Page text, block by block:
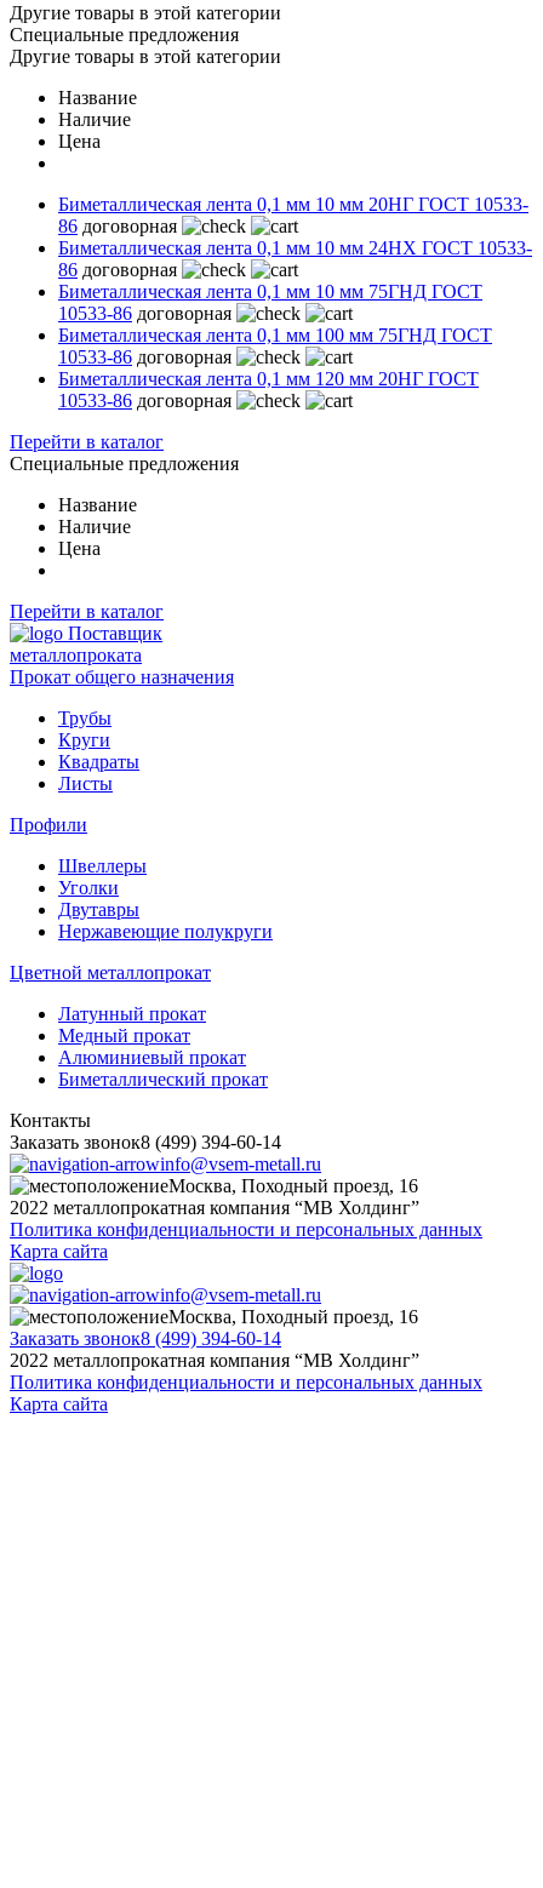
Другие товары в этой категории
Специальные предложения
Другие товары в этой категории
Название
Наличие
Цена
Биметаллическая лента 0,1 мм 10 мм 20НГ ГОСТ 10533-
86 договорная
Биметаллическая лента 0,1 мм 10 мм 24НХ ГОСТ 10533-
86 договорная
Биметаллическая лента 0,1 мм 10 мм 75ГНД ГОСТ
10533-86 договорная
Биметаллическая лента 0,1 мм 100 мм 75ГНД ГОСТ
10533-86 договорная
Биметаллическая лента 0,1 мм 120 мм 20НГ ГОСТ
10533-86 договорная
Перейти в каталог
Специальные предложения
Название
Наличие
Цена
Перейти в каталог
Поставщик
металлопроката
Прокат общего назначения
Трубы
Круги
Квадраты
Листы
Профили
Швеллеры
Уголки
Двутавры
Нержавеющие полукруги
Цветной металлопрокат
Латунный прокат
Медный прокат
Алюминиевый прокат
Биметаллический прокат
Контакты
Заказать звонок8 (499) 394-60-14
info@vsem-metall.ru
Москва, Походный проезд, 16
2022 металлопрокатная компания “MB Холдинг”
Политика конфиденциальности и персональных данных
Карта сайта
info@vsem-metall.ru
Москва, Походный проезд, 16
Заказать звонок8 (499) 394-60-14
2022 металлопрокатная компания “MB Холдинг”
Политика конфиденциальности и персональных данных
Карта сайта